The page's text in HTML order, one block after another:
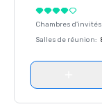
Chambres d'invités
Salles de réunion: